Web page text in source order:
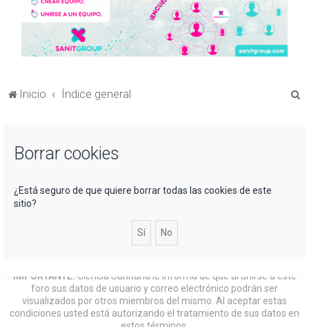
Inicio Índice general
Borrar cookies
¿Está seguro de que quiere borrar todas las cookies de este
sitio?
IMPORTANTE: Ciencia Sanitaria le informa de que al unirse a este
foro sus datos de usuario y correo electrónico podrán ser
visualizados por otros miembros del mismo. Al aceptar estas
condiciones usted está autorizando el tratamiento de sus datos en